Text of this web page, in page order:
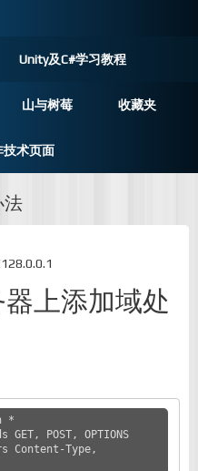
Unity及C#学习教程
山与树莓 收藏夹
技术页面
法
上添加域处
*
POST, OPTIONS
Content-Type,